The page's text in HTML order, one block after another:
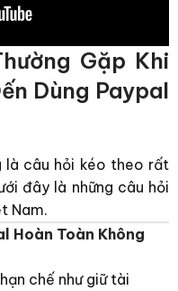
Gặp Khi
Dùng Paypal
là câu hỏi kéo theo rất
đây là những câu hỏi
Nam.
Hoàn Toàn Không
chế như giữ tài